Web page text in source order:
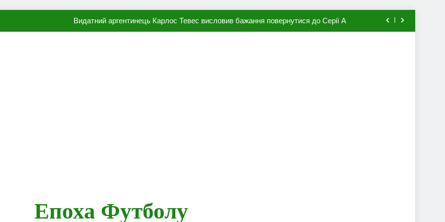
Видатний аргентинець Карлос Тевес висловив бажання повернутися до Серії А
Епоха Футболу